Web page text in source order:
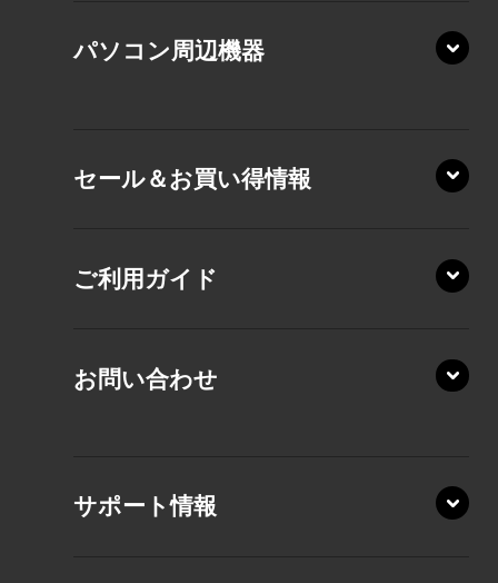
RZ/MA
XA/ZY
VZ/MA
VZ/MY
AZ/DA
AZ/MA
AZ/MY
パソコン周辺機器
セール＆お買い得情報
ご利用ガイド
お問い合わせ
サポート情報